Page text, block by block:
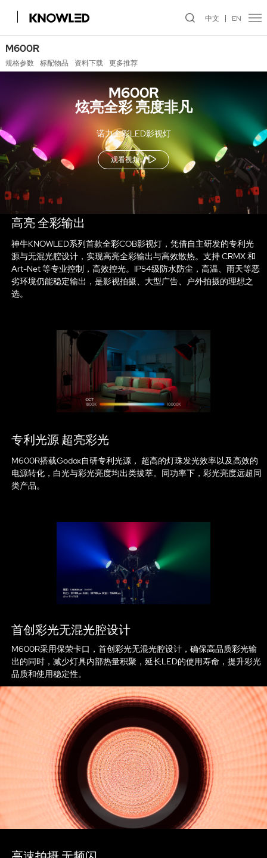
中文 EN
M600R
规格参数 标配物品 资料下载 更多推荐
M600R
炫亮全彩 亮度非凡
诺力全彩LED影视灯
观看视频
高亮 全彩输出
神牛KNOWLED系列首款全彩COB影视灯，凭借自主研发的专利光
源与无混光腔设计，实现高亮全彩输出与高效散热。支持 CRMX 和
Art-Net 等专业控制，高效控光。IP54级防水防尘，高温、雨天等恶
劣环境仍能稳定输出，是影视拍摄、大型广告、户外拍摄的理想之
选。
专利光源 超亮彩光
M600R搭载Godox自研专利光源， 超高的灯珠发光效率以及高效的
电源转化，白光与彩光亮度均出类拔萃。同功率下，彩光亮度远超同
类产品。
首创彩光无混光腔设计
M600R采用保荣卡口，首创彩光无混光腔设计，确保高品质彩光输
出的同时，减少灯具内部热量积聚，延长LED的使用寿命，提升彩光
品质和使用稳定性。